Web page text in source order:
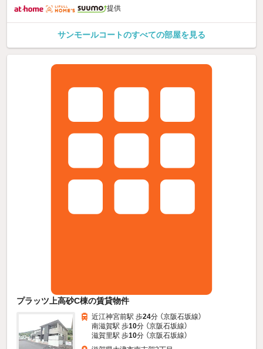
提供
サンモールコートのすべての部屋を見る
プラッツ上高砂C棟の賃貸物件
近江神宮前駅 歩24分 （京阪石坂線）
南滋賀駅 歩10分 （京阪石坂線）
滋賀里駅 歩10分 （京阪石坂線）